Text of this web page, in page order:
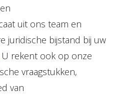
uit ons team en
juridische bijstand bij uw
U rekent ook op onze
vraagstukken,
van